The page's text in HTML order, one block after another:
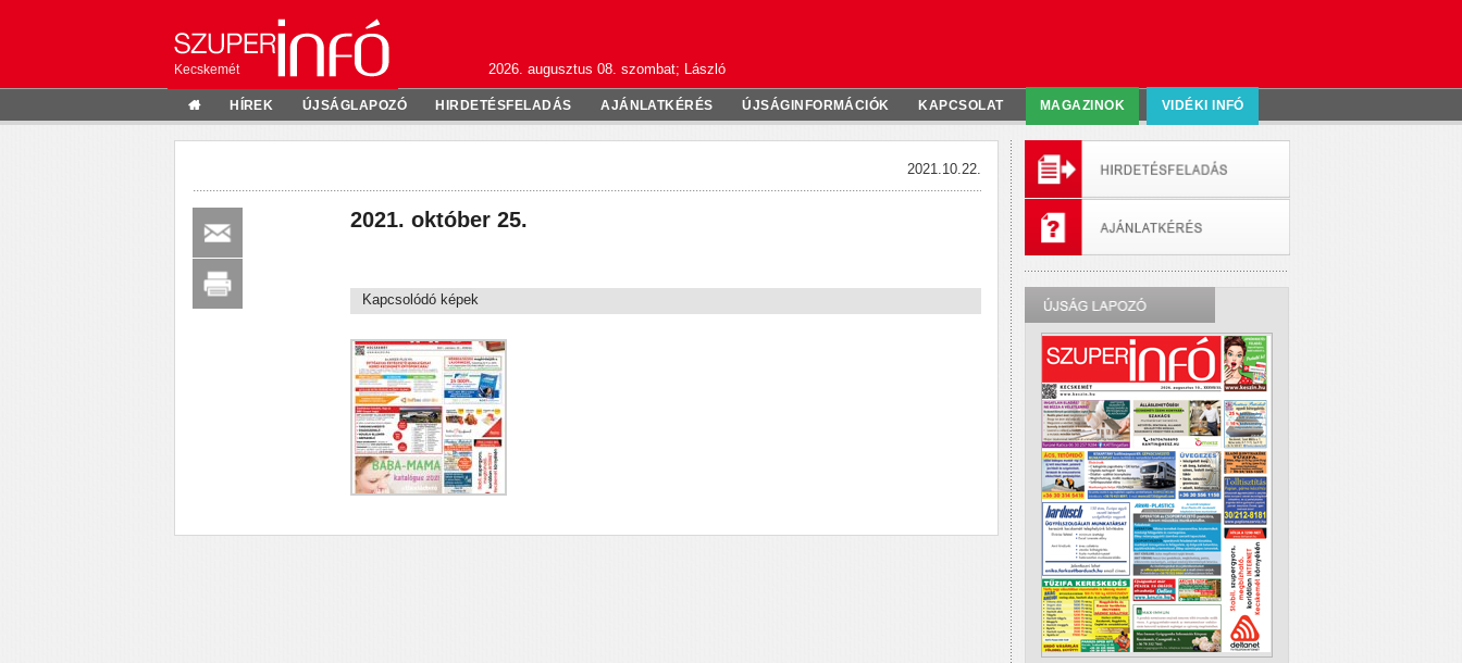
Kecskemét 2026. augusztus 08. szombat; László
HÍREK ÚJSÁGLAPOZÓ HIRDETÉSFELADÁS AJÁNLATKÉRÉS ÚJSÁGINFORMÁCIÓK KAPCSOLAT MAGAZINOK VIDÉKI INFÓ
2021.10.22.
2021. október 25.
Kapcsolódó képek